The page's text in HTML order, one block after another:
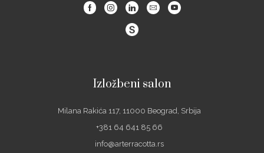
FacebookInstagramLinkedinEmail Youtube
Izložbeni salon
Milana Rakića 117, 11000 Beograd, Srbija
+381 64 641 85 66
info@arterracotta.rs